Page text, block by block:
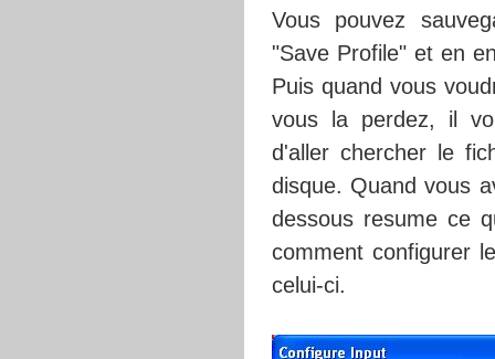
Vous pouvez
"Save Profile" et en
Puis quand vous
vous la perdez, il
d'aller chercher le
disque. Quand vous
dessous resume ce
comment configurer
celui-ci.